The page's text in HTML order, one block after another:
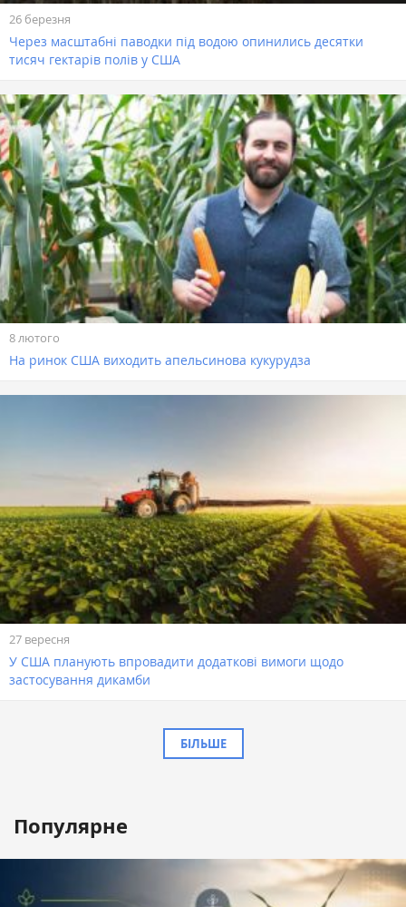
26 березня
Через масштабні паводки під водою опинились десятки
тисяч гектарів полів у США
8 лютого
На ринок США виходить апельсинова кукурудза
27 вересня
У США планують впровадити додаткові вимоги щодо
застосування дикамби
БІЛЬШЕ
Популярне